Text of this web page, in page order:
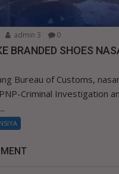
admin 3 0
BRANDED SHOES
Bureau of Customs,
Criminal Investigation